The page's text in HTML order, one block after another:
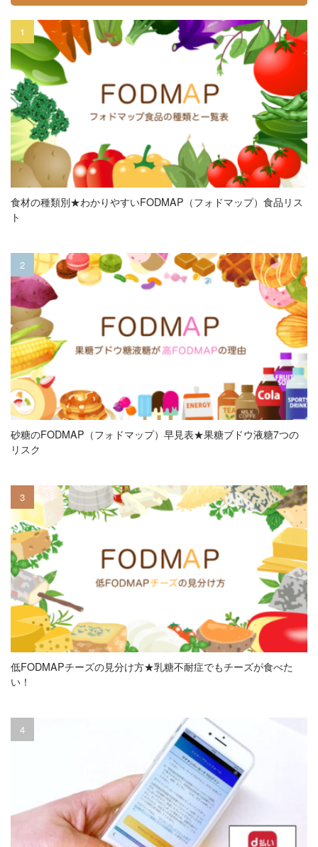
食材の種類別★わかりやすいFODMAP（フォドマップ）食品リス
ト
砂糖のFODMAP（フォドマップ）早見表★果糖ブドウ液糖7つの
リスク
低FODMAPチーズの見分け方★乳糖不耐症でもチーズが食べた
い！